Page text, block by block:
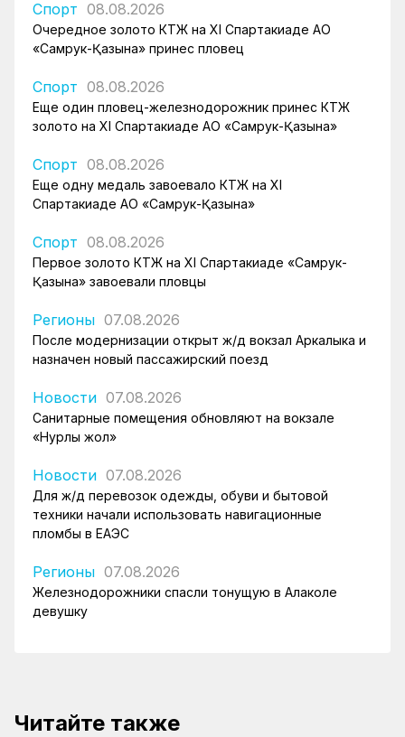
Спорт 08.08.2026
Очередное золото КТЖ на XI Спартакиаде АО
«Самрук-Қазына» принес пловец
Спорт 08.08.2026
Еще один пловец-железнодорожник принес КТЖ
золото на XI Спартакиаде АО «Самрук-Қазына»
Спорт 08.08.2026
Еще одну медаль завоевало КТЖ на XI
Спартакиаде АО «Самрук-Қазына»
Спорт 08.08.2026
Первое золото КТЖ на XI Спартакиаде «Самрук-
Қазына» завоевали пловцы
Регионы 07.08.2026
После модернизации открыт ж/д вокзал Аркалыка и
назначен новый пассажирский поезд
Новости 07.08.2026
Санитарные помещения обновляют на вокзале
«Нурлы жол»
Новости 07.08.2026
Для ж/д перевозок одежды, обуви и бытовой
техники начали использовать навигационные
пломбы в ЕАЭС
Регионы 07.08.2026
Железнодорожники спасли тонущую в Алаколе
девушку
Читайте также